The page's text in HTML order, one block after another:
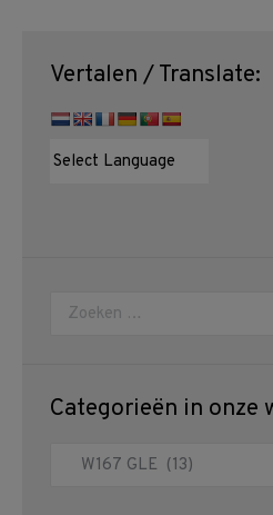
Vertalen / Translate:
Zoeken:
Categorieën in onze